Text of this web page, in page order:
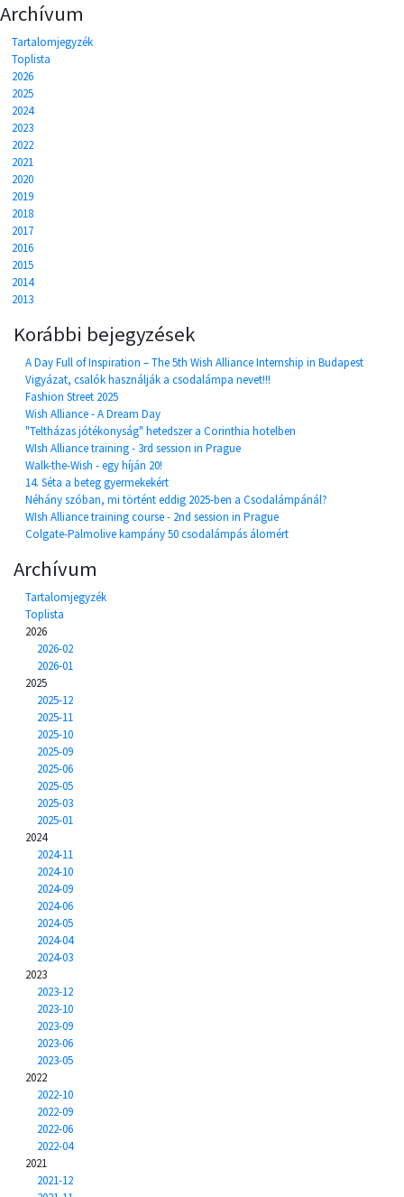
Archívum
Tartalomjegyzék
Toplista
2026
2025
2024
2023
2022
2021
2020
2019
2018
2017
2016
2015
2014
2013
Korábbi bejegyzések
A Day Full of Inspiration – The 5th Wish Alliance Internship in Budapest
Vigyázat, csalók használják a csodalámpa nevet!!!
Fashion Street 2025
Wish Alliance - A Dream Day
"Teltházas jótékonyság" hetedszer a Corinthia hotelben
WIsh Alliance training - 3rd session in Prague
Walk-the-Wish - egy híján 20!
14. Séta a beteg gyermekekért
Néhány szóban, mi történt eddig 2025-ben a Csodalámpánál?
WIsh Alliance training course - 2nd session in Prague
Colgate-Palmolive kampány 50 csodalámpás álomért
Archívum
Tartalomjegyzék
Toplista
2026
2026-02
2026-01
2025
2025-12
2025-11
2025-10
2025-09
2025-06
2025-05
2025-03
2025-01
2024
2024-11
2024-10
2024-09
2024-06
2024-05
2024-04
2024-03
2023
2023-12
2023-10
2023-09
2023-06
2023-05
2022
2022-10
2022-09
2022-06
2022-04
2021
2021-12